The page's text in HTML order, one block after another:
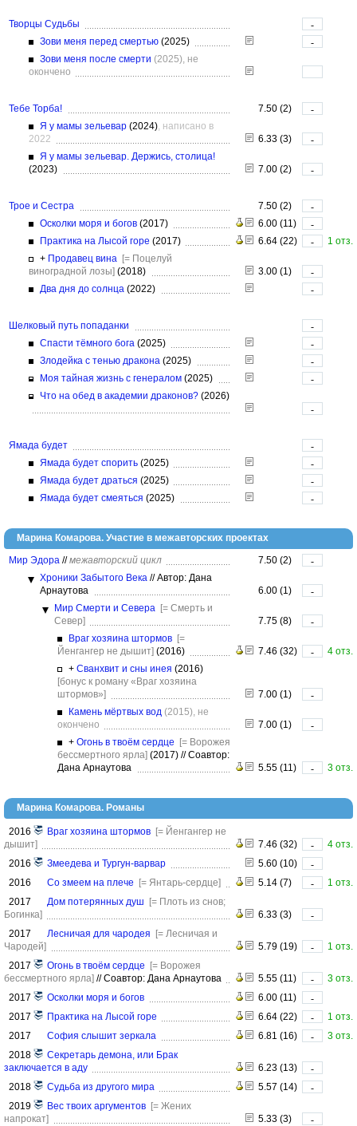
Творцы Судьбы
-
Зови меня перед смертью (2025)
-
Зови меня после смерти (2025), не
окончено
Тебе Торба! 7.50 (2)
-
Я у мамы зельевар (2024), написано в
2022
6.33 (3)
-
Я у мамы зельевар. Держись, столица!
(2023)
7.00 (2) -
Трое и Сестра 7.50 (2)
-
Осколки моря и богов (2017) 6.00 (11)
-
Практика на Лысой горе (2017) 6.64 (22) -
1 отз.
+ Продавец вина [= Поцелуй
виноградной лозы] (2018) 3.00 (1)
-
Два дня до солнца (2022) -
Шелковый путь попаданки
-
Спасти тёмного бога (2025)
-
Злодейка с тенью дракона (2025)
-
Моя тайная жизнь с генералом (2025)
-
Что на обед в академии драконов? (2026)
-
Ямада будет
-
Ямада будет спорить (2025)
-
Ямада будет драться (2025)
-
Ямада будет смеяться (2025) -
Марина Комарова. Участие в межавторских проектах
Мир Эдора // межавторский цикл 7.50 (2)
-
Хроники Забытого Века //Автор: Дана
Арнаутова
6.00 (1)
-
Мир Смерти и Севера [= Смерть и
Север]
7.75 (8)
-
Враг хозяина штормов [=
Йенгангер не дышит] (2016) 7.46 (32) -
4 отз.
+ Сванхвит и сны инея (2016)
[бонус к роману «Враг хозяина
штормов»]
7.00 (1)
-
Камень мёртвых вод (2015), не
окончено
7.00 (1)
-
+ Огонь в твоём сердце
[= Ворожея
бессмертного ярла] (2017) //Соавтор:
Дана Арнаутова
5.55 (11) - 3 отз.
Марина Комарова. Романы
2016 Враг хозяина штормов [= Йенгангер не
дышит]
7.46 (32) -
4 отз.
2016
Змеедева и Тургун-варвар 5.60 (10)
-
2016
Со змеем на плече [= Янтарь-сердце] 5.14 (7) -
1 отз.
2017
Дом потерянных душ
[= Плоть из снов;
Богинка]
6.33 (3)
-
2017
Лесничая для чародея
[= Лесничая и
Чародей]
5.79 (19) -
1 отз.
2017
Огонь в твоём сердце
[= Ворожея
бессмертного ярла] //Соавтор: Дана Арнаутова 5.55 (11) -
3 отз.
2017
Осколки моря и богов 6.00 (11)
-
2017
Практика на Лысой горе 6.64 (22) -
1 отз.
2017
София слышит зеркала 6.81 (16) -
3 отз.
2018
Секретарь демона, или Брак
заключается в аду
6.23 (13)
-
2018
Судьба из другого мира 5.57 (14)
-
2019
Вес твоих аргументов [= Жених
напрокат]
5.33 (3)
-